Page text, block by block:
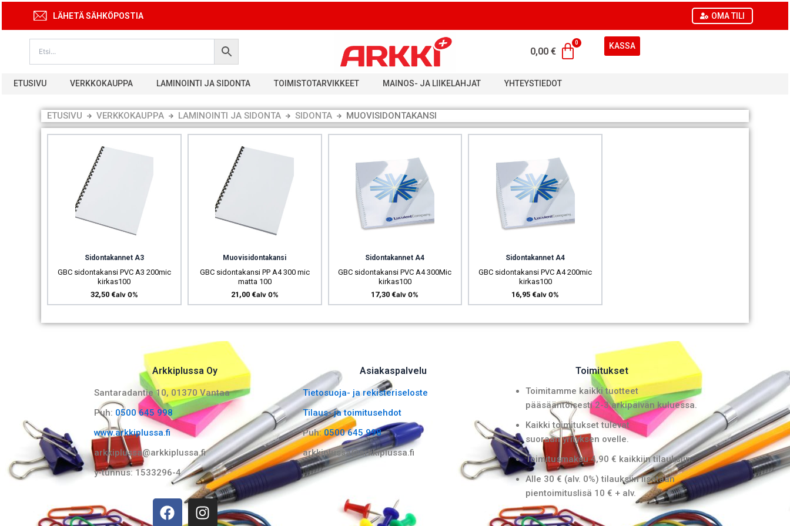
sisältöön
LÄHETÄ SÄHKÖPOSTIA OMA TILI
0,00 €
KASSA
ETUSIVU VERKKOKAUPPA LAMINOINTI JA SIDONTA TOIMISTOTARVIKKEET MAINOS- JA LIIKELAHJAT YHTEYSTIEDOT
ETUSIVU VERKKOKAUPPA LAMINOINTI JA SIDONTA SIDONTA MUOVISIDONTAKANSI
Sidontakannet A3
GBC sidontakansi PVC A3 200mic
kirkas100
32,50 €alv 0%
Muovisidontakansi
GBC sidontakansi PP A4 300 mic
matta 100
21,00 €alv 0%
Sidontakannet A4
GBC sidontakansi PVC A4 300Mic
kirkas100
17,30 €alv 0%
Sidontakannet A4
GBC sidontakansi PVC A4 200mic
kirkas100
16,95 €alv 0%
Arkkiplussa Oy
Santaradantie 10, 01370 Vantaa​
Puh: 0500 645 998
www.arkkiplussa.fi
arkkiplussa@arkkiplussa.fi
y-tunnus: 1533296-4
F
a
I
n
Asiakaspalvelu
Tietosuoja- ja rekisteriseloste
Tilaus- ja toimitusehdot
Puh:0500 645 998
arkkiplussa@arkkiplussa.fi
Toimitukset
Toimitamme kaikki tuotteet
pääsääntöisesti 2-3 arkipäivän kuluessa.
Kaikki toimitukset tulevat
suoraan yrityksen ovelle.
Toimitusmaksu 4,90 € kaikkiin tilauksiin.
Alle 30 € (alv. 0%) tilauksiin lisätään
pientoimituslisä 10 € + alv.